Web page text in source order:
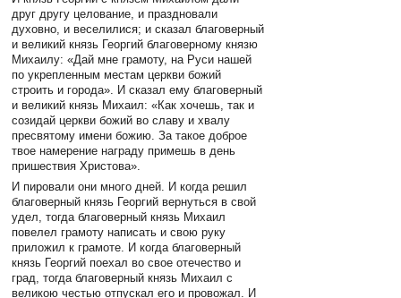
друг другу целование, и праздновали
духовно, и веселилися; и сказал благоверный
и великий князь Георгий благоверному князю
Михаилу: «Дай мне грамоту, на Руси нашей
по укрепленным местам церкви божий
строить и города». И сказал ему благоверный
и великий князь Михаил: «Как хочешь, так и
созидай церкви божий во славу и хвалу
пресвятому имени божию. За такое доброе
твое намерение награду примешь в день
пришествия Христова».
И пировали они много дней. И когда решил
благоверный князь Георгий вернуться в свой
удел, тогда благоверный князь Михаил
повелел грамоту написать и свою руку
приложил к грамоте. И когда благоверный
князь Георгий поехал во свое отечество и
град, тогда благоверный князь Михаил с
великою честью отпускал его и провожал. И